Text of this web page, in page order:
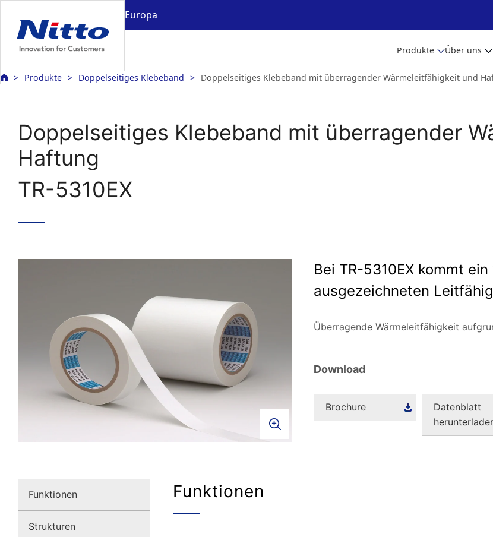
Europa
Produkte Über uns
Produkte Doppelseitiges Klebeband Doppelseitiges Klebeband mit überragender Wärmeleitfähigkeit und
Doppelseitiges Klebeband mit überragender
Haftung
TR-5310EX
Bei TR-5310EX kommt
ausgezeichneten
Überragende Wärmeleitfähigkeit
Download
Brochure
Datenblatt
Funktionen
Strukturen
Funktionen